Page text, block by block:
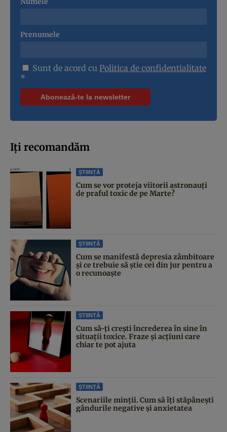
Prenumele
Sunt de acord cu Politica de confidentialitate
*
Iți recomandăm
ȘTIINȚĂ
Cum se vor proteja viitorii astronauți
de praful toxic de pe Marte?
ȘTIINȚĂ
Cum se manifestă depresia zâmbitoare
și ce trebuie să știe cei din jur pentru a
o recunoaște
ȘTIINȚĂ
Cum să-ți crești încrederea în sine în
situații toxice. Fraze și acțiuni care
chiar te pot ajuta
ȘTIINȚĂ
Scenariile minții. Cum să îți stăpânești
gândurile negative și anxietatea